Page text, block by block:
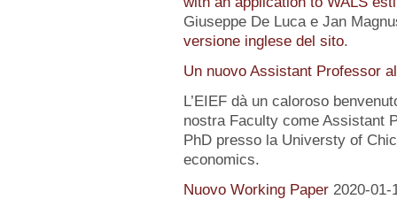
Giuseppe De Luca e Jan
versione inglese del sito.
Un nuovo Assistant Professor
L’EIEF dà un caloroso
nostra Faculty come Assistant
PhD presso la Universty of
economics.
Nuovo Working Paper 2020-01-